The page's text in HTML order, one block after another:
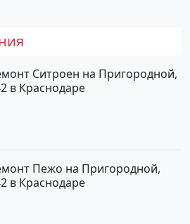
Ситроен на Пригородной,
в Краснодаре
Пежо на Пригородной,
в Краснодаре